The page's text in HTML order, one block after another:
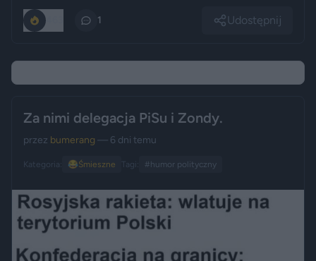
1 Udostępnij
Za nimi delegacja PiSu i Zondy.
przez bumerang — 6 dni temu
Kategoria: 😂Śmieszne Tagi: #humor polityczny